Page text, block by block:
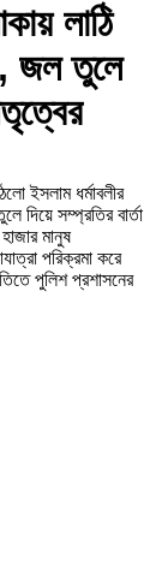
লাঠি
জল তুলে
ইসলাম ধর্মাবলীর
দিয়ে সম্প্রতির বার্তা
মানুষ
পরিক্রমা করে
পুলিশ প্রশাসনের